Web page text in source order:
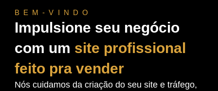
BEM-VINDO
Impulsione seu negócio
com um site profissional
feito pra vender
Nós cuidamos da criação do seu site e tráfego,